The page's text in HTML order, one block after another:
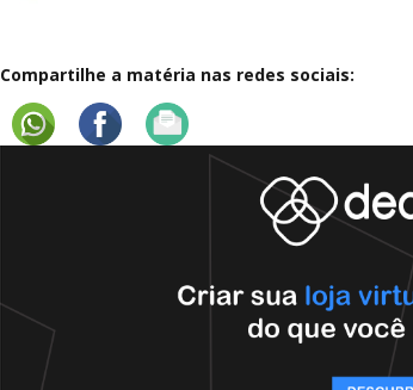
Compartilhe a matéria nas redes sociais: